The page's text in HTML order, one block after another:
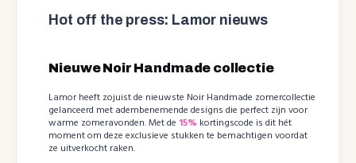
Hot off the press: Lamor nieuws
Nieuwe Noir Handmade collectie
Lamor heeft zojuist de nieuwste Noir Handmade zomercollectie
gelanceerd met adembenemende designs die perfect zijn voor
warme zomeravonden. Met de 15% kortingscode is dit hét
moment om deze exclusieve stukken te bemachtigen voordat
ze uitverkocht raken.